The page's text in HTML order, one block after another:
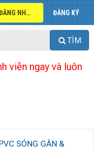
ĐĂNG NHẬP ĐĂNG KÝ
TÌM
viễn ngay và luôn
SÓNG GÂN &